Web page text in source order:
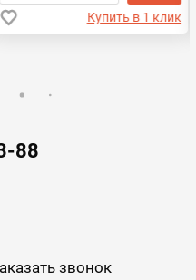
Купить в 1 клик
88
звонок